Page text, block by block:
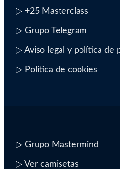
▷ +25 Masterclass
▷ Grupo Telegram
▷ Aviso legal y política de
▷ Política de cookies
▷ Grupo Mastermind
▷ Ver camisetas